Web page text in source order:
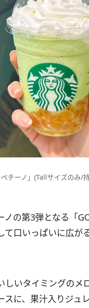
ペチーノ」(Tallサイズのみ/
の第3弾となる「
て口いっぱいに広が
いタイミングのメ
スに、果汁入りジュ